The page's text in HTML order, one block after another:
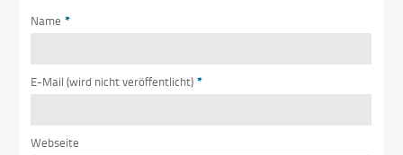
Name *
E-Mail (wird nicht veröffentlicht) *
Webseite